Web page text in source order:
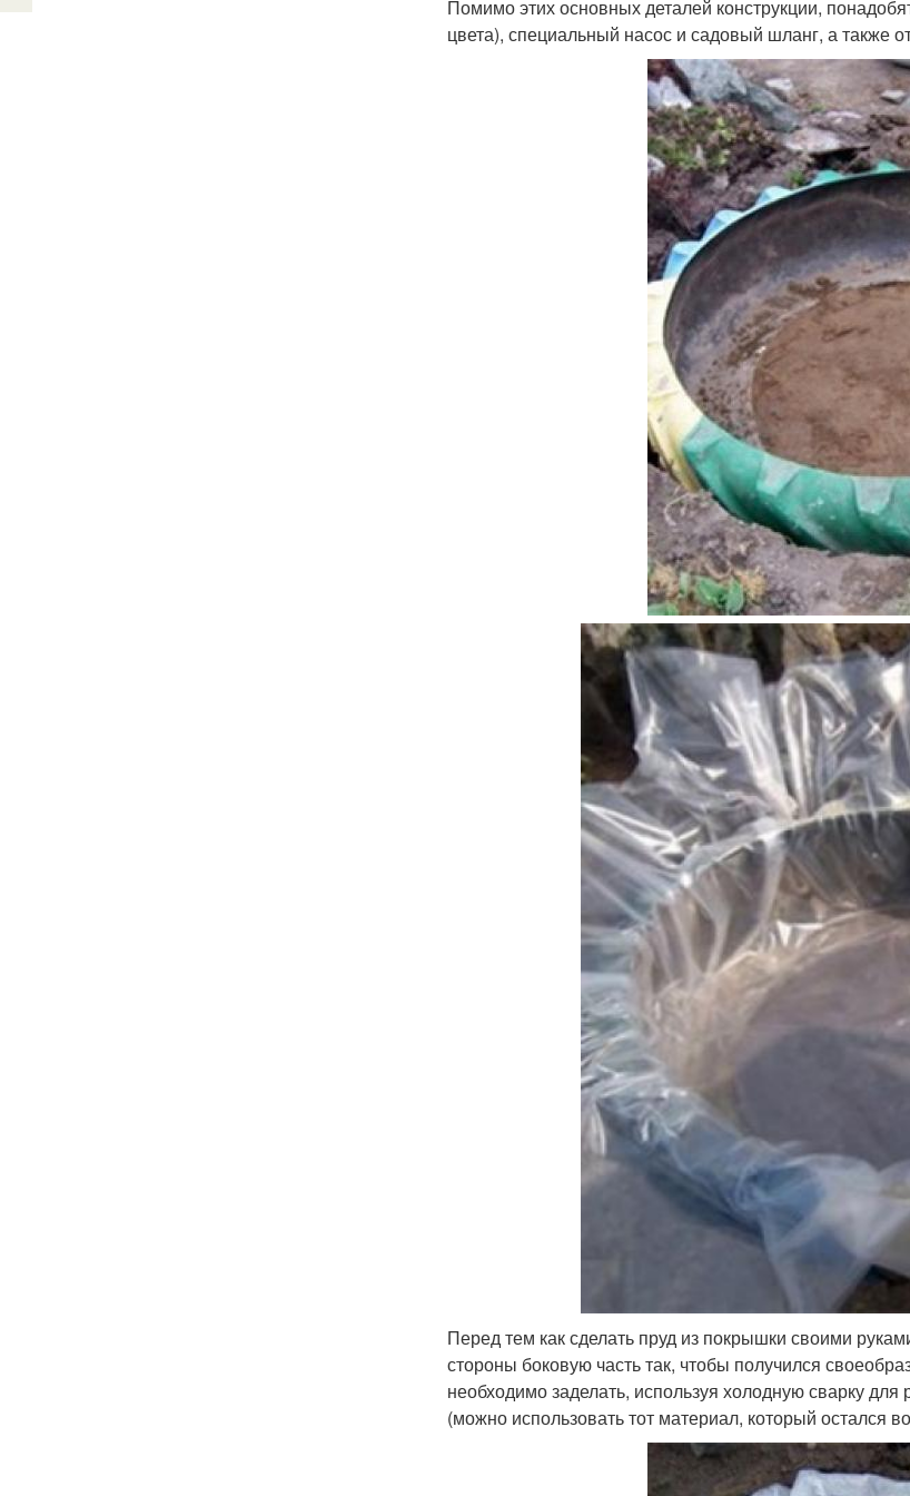
Помимо этих основных деталей конструкции,
цвета), специальный насос и садовый шланг, а также
Перед тем как сделать пруд из покрышки своими
стороны боковую часть так, чтобы получился
необходимо заделать, используя холодную сварку
(можно использовать тот материал, который остался